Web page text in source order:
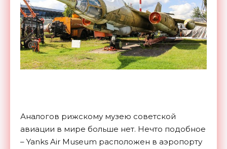
Аналогов рижскому музею советской
авиации в мире больше нет. Нечто подобное
– Yanks Air Museum расположен в аэропорту